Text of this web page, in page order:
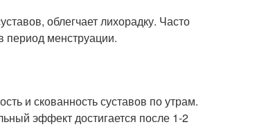
облегчает лихорадку. Часто
период менструации.
и скованность суставов по утрам.
эффект достигается после 1-2